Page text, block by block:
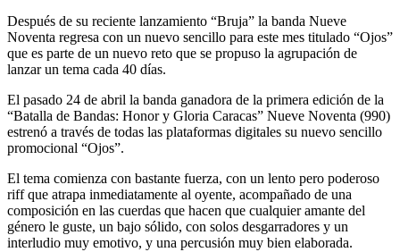
Después de su reciente lanzamiento “Bruja” la banda Nueve
Noventa regresa con un nuevo sencillo para este mes titulado “Ojos”
que es parte de un nuevo reto que se propuso la agrupación de
lanzar un tema cada 40 días.
El pasado 24 de abril la banda ganadora de la primera edición de la
“Batalla de Bandas: Honor y Gloria Caracas” Nueve Noventa (990)
estrenó a través de todas las plataformas digitales su nuevo sencillo
promocional “Ojos”.
El tema comienza con bastante fuerza, con un lento pero poderoso
riff que atrapa inmediatamente al oyente, acompañado de una
composición en las cuerdas que hacen que cualquier amante del
género le guste, un bajo sólido, con solos desgarradores y un
interludio muy emotivo, y una percusión muy bien elaborada.